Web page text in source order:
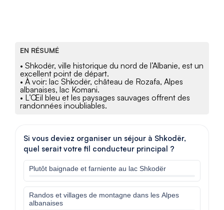
EN RÉSUMÉ
• Shkodër, ville historique du nord de l’Albanie, est un
excellent point de départ.
• À voir: lac Shkodër, château de Rozafa, Alpes
albanaises, lac Komani.
• L’Œil bleu et les paysages sauvages offrent des
randonnées inoubliables.
Si vous deviez organiser un séjour à Shkodër,
quel serait votre fil conducteur principal ?
Plutôt baignade et farniente au lac Shkodër
Randos et villages de montagne dans les Alpes
albanaises